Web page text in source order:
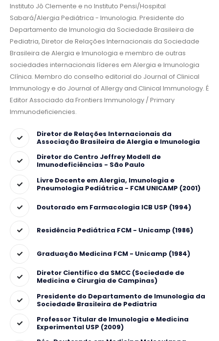
Instituto Jô Clemente e no Instituto Pensi/Hospital
Sabará/Alergia Pediátrica - Imunologia. Presidente do
Departamento de Imunologia da Sociedade Brasileira de
Pediatria, Diretor de Relações Internacionais da Sociedade
Brasileira de Alergia e Imunologia e membro de outras
sociedades internacionais líderes em Alergia e Imunologia
Clínica. Membro do conselho editorial do Journal of Clinical
Immunology e do Journal of Allergy and Clinical Immunology. É
Editor Associado da Frontiers Immunology / Primary
Immunodeficiencies.
Diretor de Relações Internacionais da
Associação Brasileira de Alergia e Imunologia
Diretor do Centro Jeffrey Modell de
Imunodeficiências - São Paulo
Livre Docente em Alergia, Imunologia e
Pneumologia Pediátrica - FCM UNICAMP (2001)
Doutorado em Farmacologia ICB USP (1994)
Residência Pediátrica FCM - Unicamp (1986)
Graduação Medicina FCM - Unicamp (1984)
Diretor Cientifico da SMCC (Sociedade de
Medicina e Cirurgia de Campinas)
Presidente do Departamento de Imunologia da
Sociedade Brasileira de Pediatria
Professor Titular de Imunologia e Medicina
Experimental USP (2009)